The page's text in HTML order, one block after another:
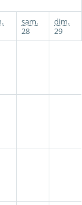
sam.
28
dim.
29